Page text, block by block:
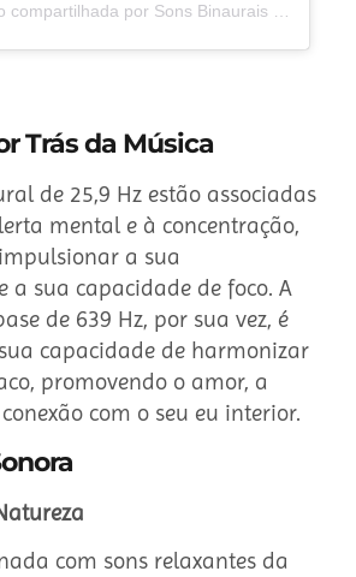
Uma publicação compartilhada por Sons Binaurais (@binaurais)
Trás da Música
de 25,9 Hz estão associadas
mental e à concentração,
a sua
a sua capacidade de foco. A
de 639 Hz, por sua vez, é
capacidade de harmonizar
promovendo o amor, a
com o seu eu interior.
com sons relaxantes da